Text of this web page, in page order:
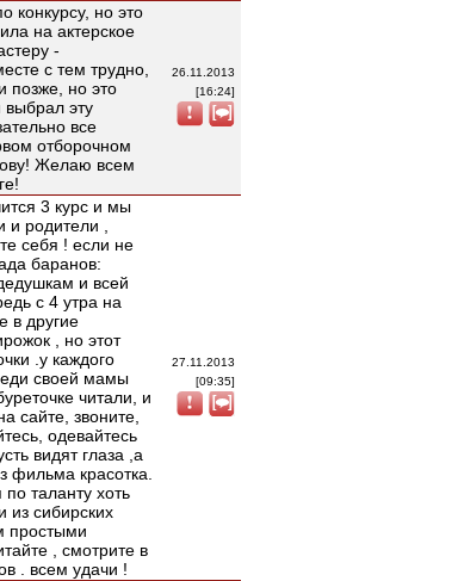
конкурсу, но это
на актерское
-
с тем трудно,
позже, но это
выбрал эту
все
отборочном
Желаю всем
26.11.2013
[16:24]
3 курс и мы
родители ,
себя ! если не
баранов:
и всей
с 4 утра на
в другие
, но этот
.у каждого
своей мамы
читали, и
сайте, звоните,
одевайтесь
видят глаза ,а
фильма красотка.
таланту хоть
из сибирских
простыми
, смотрите в
. всем удачи !
27.11.2013
[09:35]